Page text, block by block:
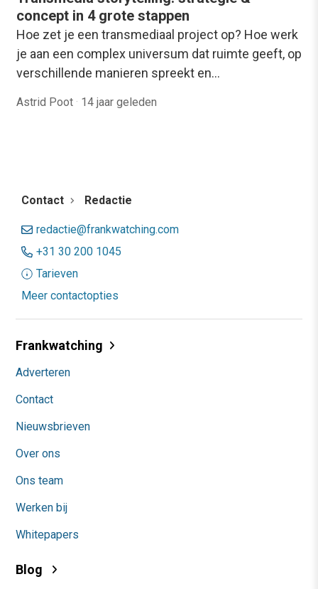
concept in 4 grote stappen
Hoe zet je een transmediaal project op? Hoe werk
je aan een complex universum dat ruimte geeft, op
verschillende manieren spreekt en…
Astrid Poot · 14 jaar geleden
Contact Redactie
redactie@frankwatching.com
+31 30 200 1045
Tarieven
Meer contactopties
Frankwatching
Adverteren
Contact
Nieuwsbrieven
Over ons
Ons team
Werken bij
Whitepapers
Blog